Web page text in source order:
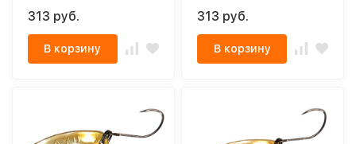
313 руб.
В корзину
313 руб.
В корзину